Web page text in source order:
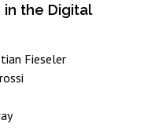
the Digital
Fieseler